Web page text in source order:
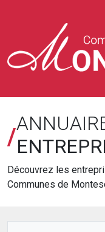
/
Découvrez les
Communes de